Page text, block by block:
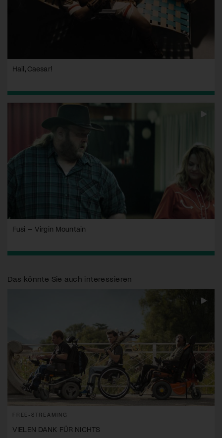
Hail, Caesar!
Fusi – Virgin Mountain
Das könnte Sie auch interessieren
FREE-STREAMING
VIELEN DANK FÜR NICHTS